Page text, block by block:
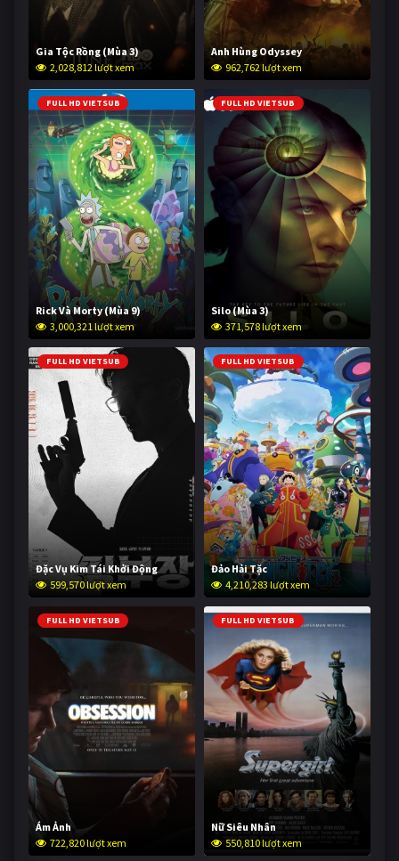
Gia Tộc Rồng (Mùa 3)
2,028,812 lượt xem
Anh Hùng Odyssey
962,762 lượt xem
FULL HD VIETSUB
Rick Và Morty (Mùa 9)
3,000,321 lượt xem
FULL HD VIETSUB
Silo (Mùa 3)
371,578 lượt xem
FULL HD VIETSUB
Đặc Vụ Kim Tái Khởi Động
599,570 lượt xem
FULL HD VIETSUB
Đảo Hải Tặc
4,210,283 lượt xem
FULL HD VIETSUB
Ám Ảnh
722,820 lượt xem
FULL HD VIETSUB
Nữ Siêu Nhân
550,810 lượt xem